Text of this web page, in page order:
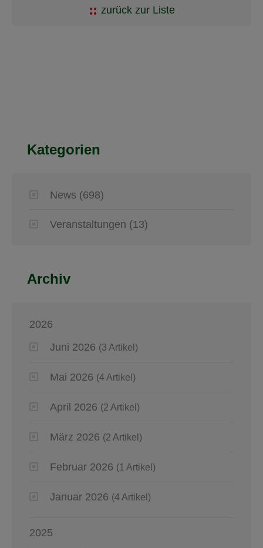
zurück zur Liste
Kategorien
News (698)
Veranstaltungen (13)
Archiv
2026
Juni 2026 (3 Artikel)
Mai 2026 (4 Artikel)
April 2026 (2 Artikel)
März 2026 (2 Artikel)
Februar 2026 (1 Artikel)
Januar 2026 (4 Artikel)
2025